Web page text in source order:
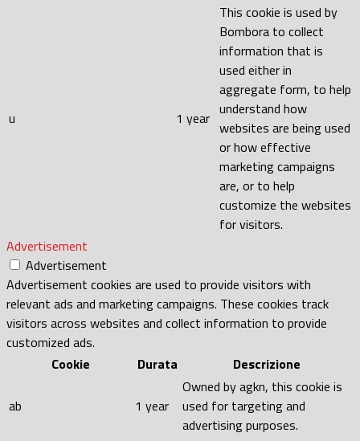
u 1 year
This cookie is used by
Bombora to collect
information that is
used either in
aggregate form, to help
understand how
websites are being used
or how effective
marketing campaigns
are, or to help
customize the websites
for visitors.
Advertisement
Advertisement
Advertisement cookies are used to provide visitors with
relevant ads and marketing campaigns. These cookies track
visitors across websites and collect information to provide
customized ads.
Cookie
Durata Descrizione
ab 1 year
Owned by agkn, this cookie is
used for targeting and
advertising purposes.